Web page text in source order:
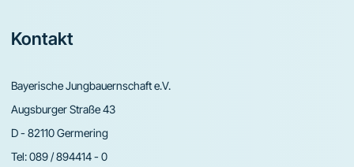
Footer
Kontakt
Bayerische Jungbauernschaft e.V.
Augsburger Straße 43
D - 82110 Germering
Tel:089 / 894414 - 0